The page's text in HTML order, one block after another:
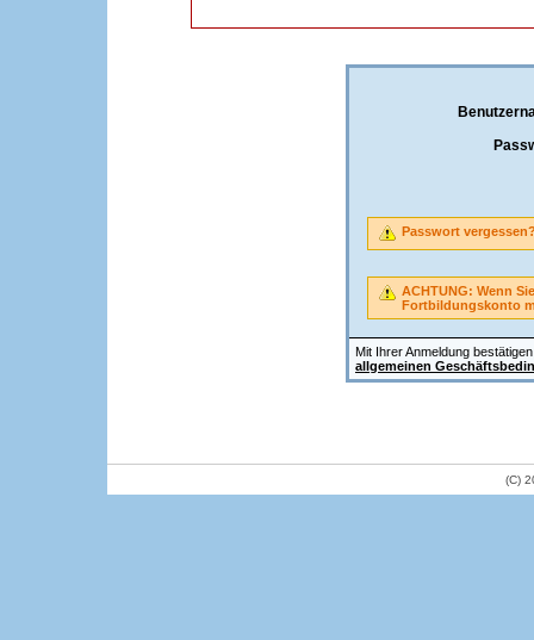
Mit Ihrer Anmeldung
allgemeinen
Passwort
ACHTUNG: Wenn
Fortbildungskonto
(C)